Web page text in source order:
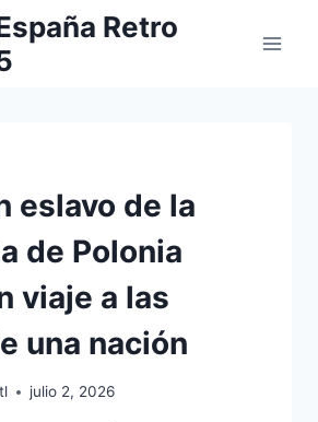
Retro
eslavo de la
de Polonia
viaje a las
una nación
julio 2, 2026